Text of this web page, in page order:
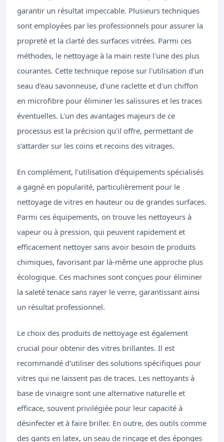
garantir un résultat impeccable. Plusieurs techniques
sont employées par les professionnels pour assurer la
propreté et la clarté des surfaces vitrées. Parmi ces
méthodes, le nettoyage à la main reste l'une des plus
courantes. Cette technique repose sur l'utilisation d'un
seau d'eau savonneuse, d'une raclette et d'un chiffon
en microfibre pour éliminer les salissures et les traces
éventuelles. L'un des avantages majeurs de ce
processus est la précision qu'il offre, permettant de
s'attarder sur les coins et recoins des vitrages.
En complément, l'utilisation d'équipements spécialisés
a gagné en popularité, particulièrement pour le
nettoyage de vitres en hauteur ou de grandes surfaces.
Parmi ces équipements, on trouve les nettoyeurs à
vapeur ou à pression, qui peuvent rapidement et
efficacement nettoyer sans avoir besoin de produits
chimiques, favorisant par là-même une approche plus
écologique. Ces machines sont conçues pour éliminer
la saleté tenace sans rayer le verre, garantissant ainsi
un résultat professionnel.
Le choix des produits de nettoyage est également
crucial pour obtenir des vitres brillantes. Il est
recommandé d'utiliser des solutions spécifiques pour
vitres qui ne laissent pas de traces. Les nettoyants à
base de vinaigre sont une alternative naturelle et
efficace, souvent privilégiée pour leur capacité à
désinfecter et à faire briller. En outre, des outils comme
des gants en latex, un seau de rinçage et des éponges